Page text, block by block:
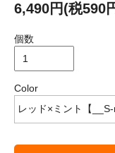
6,490円(税590
個数
Color